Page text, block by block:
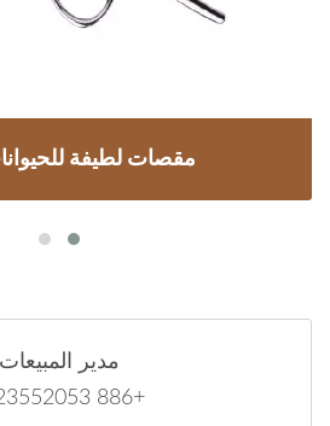
مقصات لطيفة
مدير المبيعات
+886 4-23552053